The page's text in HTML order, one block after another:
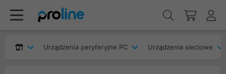
Urządzenia peryferyjne PC Urządzenia sieciowe